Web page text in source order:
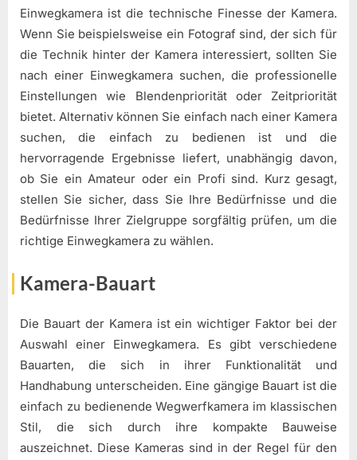
Einwegkamera ist die technische Finesse der Kamera.
Wenn Sie beispielsweise ein Fotograf sind, der sich für
die Technik hinter der Kamera interessiert, sollten Sie
nach einer Einwegkamera suchen, die professionelle
Einstellungen wie Blendenpriorität oder Zeitpriorität
bietet. Alternativ können Sie einfach nach einer Kamera
suchen, die einfach zu bedienen ist und die
hervorragende Ergebnisse liefert, unabhängig davon,
ob Sie ein Amateur oder ein Profi sind. Kurz gesagt,
stellen Sie sicher, dass Sie Ihre Bedürfnisse und die
Bedürfnisse Ihrer Zielgruppe sorgfältig prüfen, um die
richtige Einwegkamera zu wählen.
Kamera-Bauart
Die Bauart der Kamera ist ein wichtiger Faktor bei der
Auswahl einer Einwegkamera. Es gibt verschiedene
Bauarten, die sich in ihrer Funktionalität und
Handhabung unterscheiden. Eine gängige Bauart ist die
einfach zu bedienende Wegwerfkamera im klassischen
Stil, die sich durch ihre kompakte Bauweise
auszeichnet. Diese Kameras sind in der Regel für den